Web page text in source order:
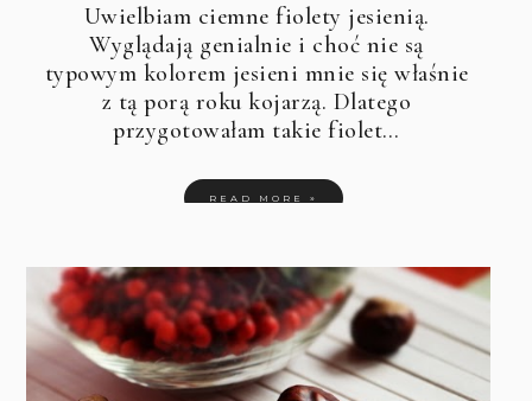
Uwielbiam ciemne fiolety jesienią.
Wyglądają genialnie i choć nie są
typowym kolorem jesieni mnie się właśnie
z tą porą roku kojarzą. Dlatego
przygotowałam takie fiolet…
READ MORE »